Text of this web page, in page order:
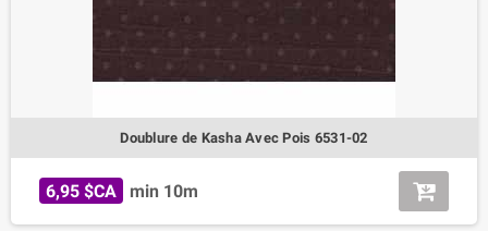
Doublure de Kasha Avec Pois 6531-02
6,95 $CA min 10m